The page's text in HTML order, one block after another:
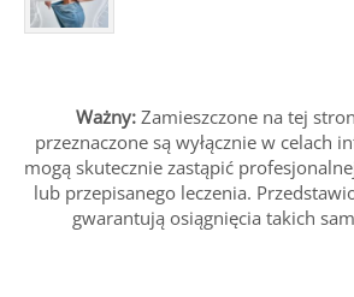
Ważny:Zamieszczone na tej
przeznaczone są wyłącznie w celach
mogą skutecznie zastąpić
lub przepisanego leczenia.
gwarantują osiągnięcia takich